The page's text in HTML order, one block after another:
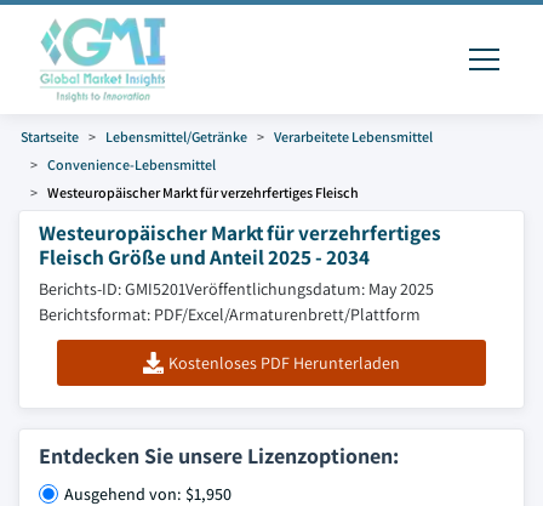
Startseite Lebensmittel/Getränke
Verarbeitete Lebensmittel
Convenience-Lebensmittel
Westeuropäischer Markt für verzehrfertiges Fleisch
Westeuropäischer Markt für verzehrfertiges
Fleisch Größe und Anteil 2025 - 2034
Berichts-ID: GMI5201Veröffentlichungsdatum: May 2025
Berichtsformat: PDF/Excel/Armaturenbrett/Plattform
Kostenloses PDF Herunterladen
Entdecken Sie unsere Lizenzoptionen:
Ausgehend von: $1,950